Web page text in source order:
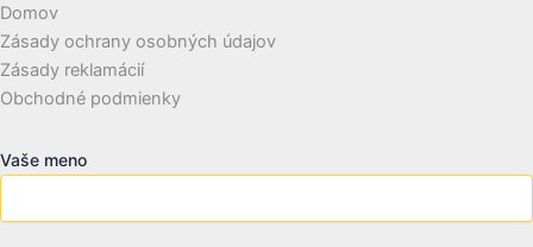
Domov
Zásady ochrany osobných údajov
Zásady reklamácií
Obchodné podmienky
Vaše meno